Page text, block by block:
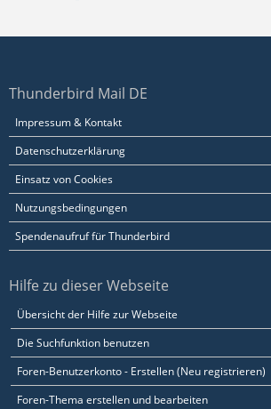
Thunderbird Mail DE
Impressum & Kontakt
Datenschutzerklärung
Einsatz von Cookies
Nutzungsbedingungen
Spendenaufruf für Thunderbird
Hilfe zu dieser Webseite
Übersicht der Hilfe zur Webseite
Die Suchfunktion benutzen
Foren-Benutzerkonto - Erstellen (Neu registrieren)
Foren-Thema erstellen und bearbeiten